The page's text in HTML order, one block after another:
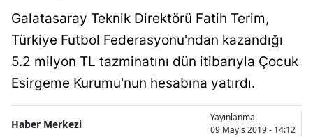
Balıkesir
Bilecik
Galatasaray Teknik Direktörü Fatih Terim,
Türkiye Futbol Federasyonu'ndan kazandığı
5.2 milyon TL tazminatını dün itibarıyla Çocuk
Esirgeme Kurumu'nun hesabına yatırdı.
Haber Merkezi
Yayınlanma
09 Mayıs 2019 - 14:12